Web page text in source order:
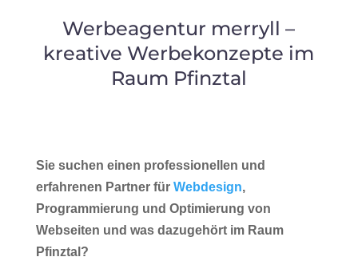
Werbeagentur merryll –
kreative Werbekonzepte im
Raum Pfinztal
Sie suchen einen professionellen und
erfahrenen Partner für Webdesign,
Programmierung und Optimierung von
Webseiten und was dazugehört im Raum
Pfinztal?